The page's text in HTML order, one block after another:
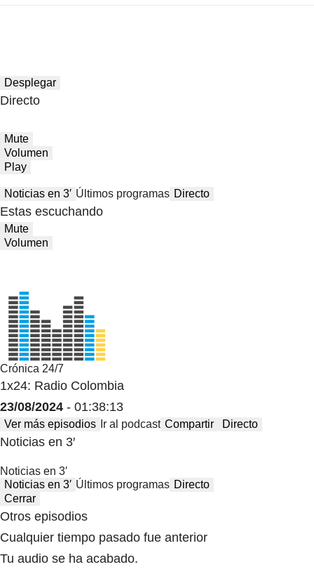
Desplegar
Directo
Mute
Volumen
Play
Noticias en 3′ Últimos programas Directo
Estas escuchando
Mute
Volumen
Crónica 24/7
1x24: Radio Colombia
23/08/2024 - 01:38:13
Ver más episodios Ir al podcast Compartir Directo
Noticias en 3′
Noticias en 3′
Noticias en 3′ Últimos programas Directo
Cerrar
Otros episodios
Cualquier tiempo pasado fue anterior
Tu audio se ha acabado.